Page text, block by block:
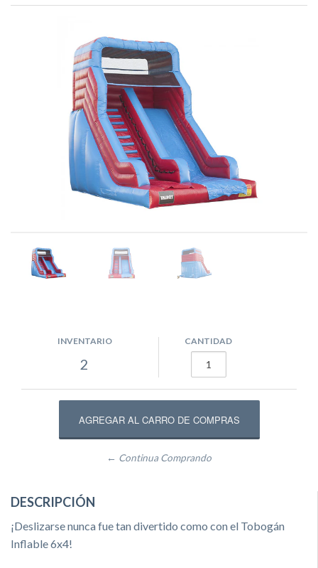
INVENTARIO
2
CANTIDAD
← Continua Comprando
DESCRIPCIÓN
¡Deslizarse nunca fue tan divertido como con el Tobogán
Inflable 6x4!